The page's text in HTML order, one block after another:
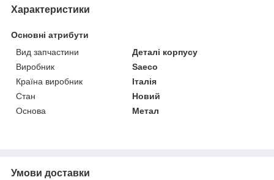
Характеристики
Основні атрибути
Вид запчастини
Деталі корпусу
Виробник
Saeco
Країна виробник
Італія
Стан
Новий
Основа
Метал
Умови доставки